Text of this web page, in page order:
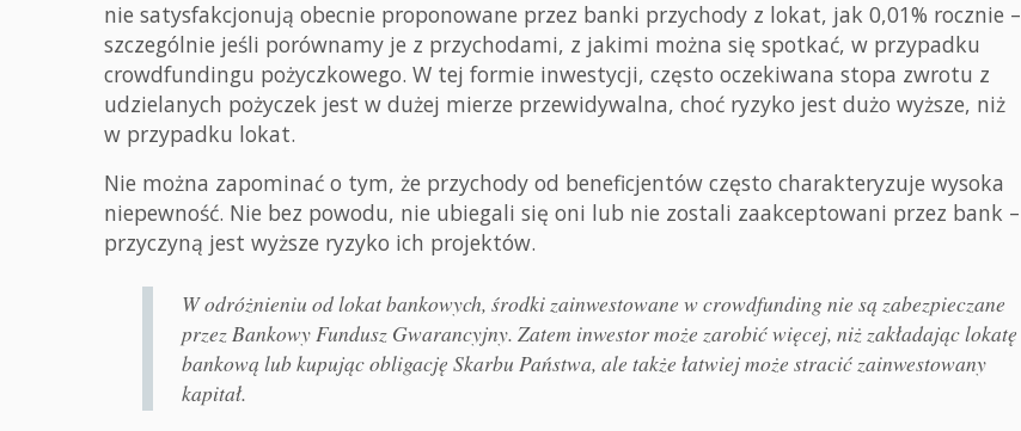
nie satysfakcjonują obecnie proponowane przez banki przychody z lokat, jak 0,01% rocznie –
szczególnie jeśli porównamy je z przychodami, z jakimi można się spotkać, w przypadku
crowdfundingu pożyczkowego. W tej formie inwestycji, często oczekiwana stopa zwrotu z
udzielanych pożyczek jest w dużej mierze przewidywalna, choć ryzyko jest dużo wyższe, niż
w przypadku lokat.
Nie można zapominać o tym, że przychody od beneficjentów często charakteryzuje wysoka
niepewność. Nie bez powodu, nie ubiegali się oni lub nie zostali zaakceptowani przez bank –
przyczyną jest wyższe ryzyko ich projektów.
W odróżnieniu od lokat bankowych, środki zainwestowane w crowdfunding nie są zabezpieczane
przez Bankowy Fundusz Gwarancyjny. Zatem inwestor może zarobić więcej, niż zakładając lokatę
bankową lub kupując obligację Skarbu Państwa, ale także łatwiej może stracić zainwestowany
kapitał.